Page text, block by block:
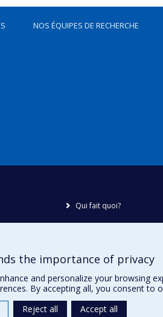
NOS ÉQUIPES DE RECHERCHE
Qui fait quoi?
Nous trouver
Accessibilité
the importance of privacy
and personalize your browsing
By accepting all, you consent to
Reject all Accept all